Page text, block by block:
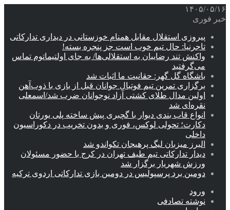
۱۴۰۵/۰۵/۱۶
خبر فوری
پیروزی استقلال مقابل همنام خوزستانی در دیداری تدارکاتی
تاجرنیا: حال تیم خوب است جز پنجره بسته!
واکنش تند رضاییان به استقلالی‌ها/ به جای اولتیماتوم تماس
می‌گرفتید
باشگاه گل گهر: حقانیت ما اثبات شد
برگزاری تمرین تیم فوتبال جوانان قبل از بازی با ذوب‌آهن
اولین مدال طلای کشتی آزاد نوجوانان ضرب شد/اسمعلی
نقره‌ای شد
انواع قاب بندی دیوار با گچبری پیش ساخته پلی یورتان
دکارت؛ تحولی لوکس، فوری و بدون تخریب در دکوراسیون
داخلی
البرز میزبان لیگ پرهیجان تکواندو شد
دیدار تدارکاتی تیم طیف تهران در کرج با حضور مسئولان
ورزش شهریار برگزار شد
دومین برد پرسپولیس در دومین بازی تدارکاتی اردوی ترکیه
ورود
نوشته تصادفی